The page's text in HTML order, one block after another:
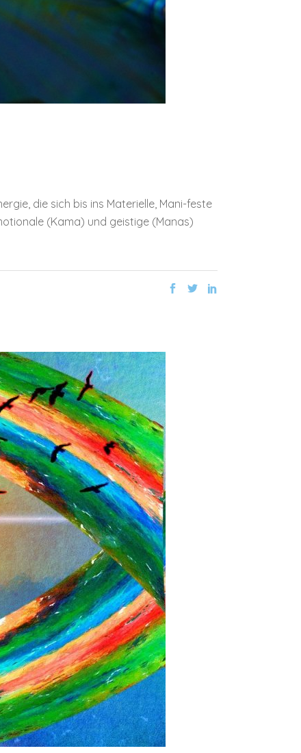
die sich bis ins Materielle, Mani-feste
(Kama) und geistige (Manas)